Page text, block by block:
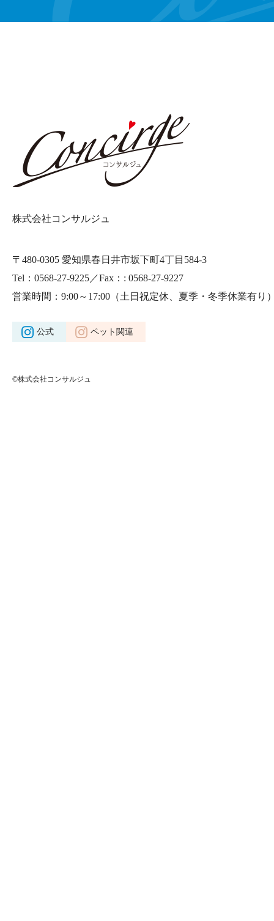
株式会社コンサルジュ
〒480-0305 愛知県春日井市坂下町4丁目584-3
Tel：0568-27-9225／Fax：: 0568-27-9227
営業時間：9:00～17:00 （土日祝定休、夏季・冬季休業有り
公式 ペット関連
©株式会社コンサルジュ